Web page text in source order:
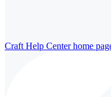
Craft Help Centerhome